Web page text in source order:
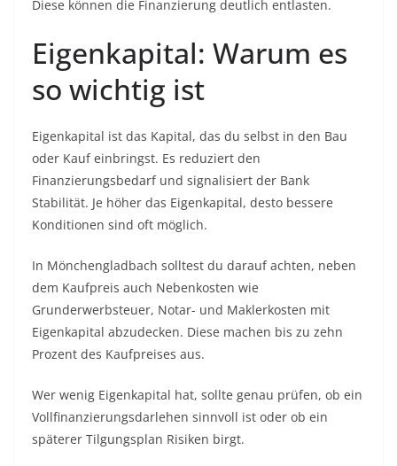
Diese können die Finanzierung deutlich entlasten.
Eigenkapital: Warum es
so wichtig ist
Eigenkapital ist das Kapital, das du selbst in den Bau
oder Kauf einbringst. Es reduziert den
Finanzierungsbedarf und signalisiert der Bank
Stabilität. Je höher das Eigenkapital, desto bessere
Konditionen sind oft möglich.
In Mönchengladbach solltest du darauf achten, neben
dem Kaufpreis auch Nebenkosten wie
Grunderwerbsteuer, Notar- und Maklerkosten mit
Eigenkapital abzudecken. Diese machen bis zu zehn
Prozent des Kaufpreises aus.
Wer wenig Eigenkapital hat, sollte genau prüfen, ob ein
Vollfinanzierungsdarlehen sinnvoll ist oder ob ein
späterer Tilgungsplan Risiken birgt.